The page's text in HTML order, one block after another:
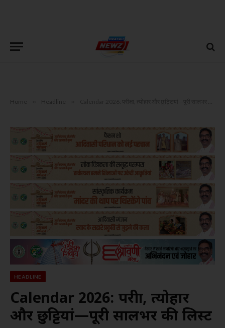
Home Headline
HEADLINE
Calendar 2026: परीक्षा, त्योहार
और छुट्टियां—पूरी सालभर की लिस्ट